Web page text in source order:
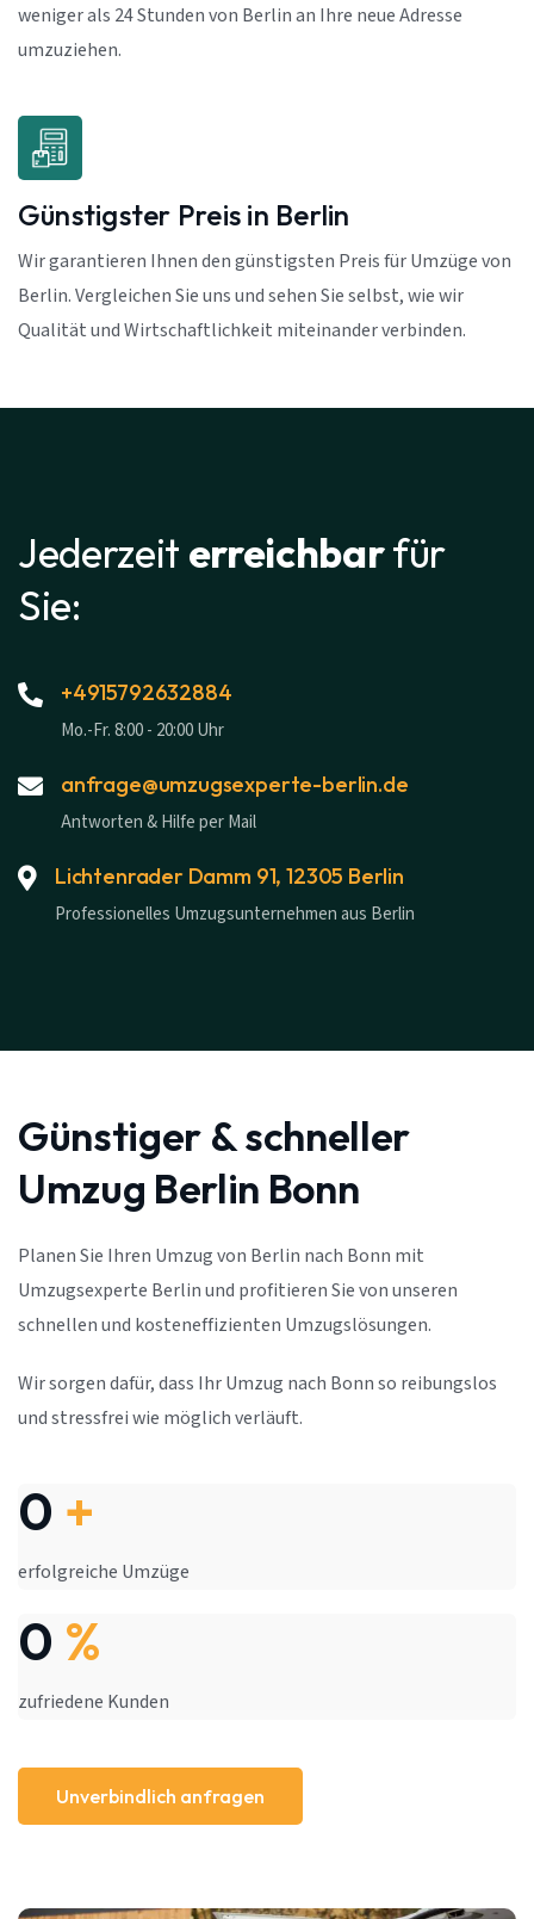
weniger als 24 Stunden von Berlin an Ihre neue Adresse
umzuziehen.
Günstigster Preis in Berlin
Wir garantieren Ihnen den günstigsten Preis für Umzüge von
Berlin. Vergleichen Sie uns und sehen Sie selbst, wie wir
Qualität und Wirtschaftlichkeit miteinander verbinden.
Jederzeit erreichbarfür
Sie:
+4915792632884
Mo.-Fr. 8:00 - 20:00 Uhr
anfrage@umzugsexperte-berlin.de
Antworten & Hilfe per Mail
Lichtenrader Damm 91, 12305 Berlin
Professionelles Umzugsunternehmen aus Berlin
Günstiger & schneller
Umzug Berlin Bonn
Planen Sie Ihren Umzug von Berlin nach Bonn mit
Umzugsexperte Berlin und profitieren Sie von unseren
schnellen und kosteneffizienten Umzugslösungen.
Wir sorgen dafür, dass Ihr Umzug nach Bonn so reibungslos
und stressfrei wie möglich verläuft.
0 +
erfolgreiche Umzüge
0 %
zufriedene Kunden
Unverbindlich anfragen